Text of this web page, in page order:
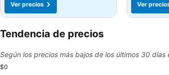
Ver precios
Ver
Tendencia de precios
Según los precios más bajos de los últimos 30 días
$0